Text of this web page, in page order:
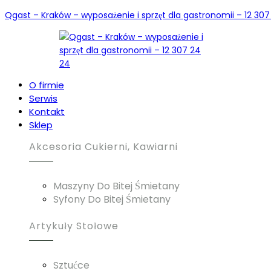
Qgast – Kraków – wyposażenie i sprzęt dla gastronomii – 12
O firmie
Serwis
Kontakt
Sklep
Akcesoria Cukierni, Kawiarni
Maszyny Do Bitej Śmietany
Syfony Do Bitej Śmietany
Artykuły Stołowe
Sztućce